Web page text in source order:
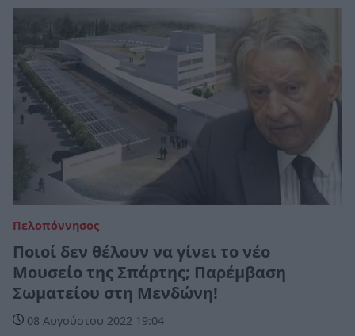
Πελοπόννησος
Ποιοί δεν θέλουν να γίνει το νέο
Μουσείο της Σπάρτης; Παρέμβαση
Σωματείου στη Μενδώνη!
08 Αυγούστου 2022 19:04